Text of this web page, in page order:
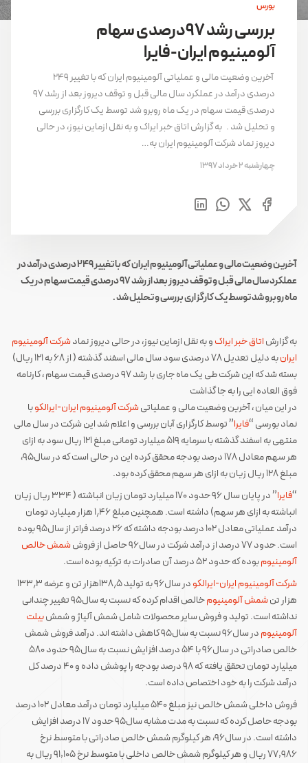
بورس
بررسی رشد ۹۷درصدی سهام
آلومینیوم ایران-فایرا
آخرین وضعیت مالی و عملیاتی آلومینیوم ایران که با تغییر ۲۴۹
درصدی درآمد در عملکرد سال مالی قبل و توقف دیروز بعد از رشد ۹۷
درصدی قیمت سهام در یک ماه روبرو شد توسط یک کارگزاری بررسی
و تحلیل شد . به گزارش اتاق خبر ایراک و به نقل ازماین نیوز، در حالی
دیروز نماد شرکت آلومینیوم ایران به…
چهارشنبه 2 خرداد 1397
آخرین وضعیت مالی و عملیاتی آلومینیوم ایران که با تغییر ۲۴۹ درصدی درآمد در
عملکرد سال مالی قبل و توقف دیروز بعد از رشد ۹۷ درصدی قیمت سهام در یک
ماه روبرو شد توسط یک کارگزاری بررسی و تحلیل شد .
به گزارشاتاق خبر ایراکو به نقل ازماین نیوز، در حالی دیروز نمادشرکت آلومینیوم
ایران
به دلیل تعدیل ۷۸ درصدی سود سال مالی اسفند گذشته ( از ۶۸ به ۱۲۱ ریال)
بسته شد که این شرکت طی یک ماه جاری با رشد ۹۷ درصدی قیمت سهام ، کارنامه
فوق العاده ایی را به جا گذاشت
در این میان ، آخرین وضعیت مالی و عملیاتیشرکت آلومینیوم ایران-ایرالکوبا
نماد بورسی “فایرا” توسط کارگزاری آبان بررسی و اعلام شد این شرکت در سال مالی
منتهی به اسفند گذشته با سرمایه ۵۱۹ میلیارد تومانی مبلغ ۱۲۱ ریال سود به ازای
هر سهم معادل ۱۷۸ درصد بودجه محقق کرده این در حالی است که در سال۹۵،
مبلغ ۱۲۸ ریال زیان به ازای هر سهم محقق کرده بود.
“فایرا
” در پایان سال ۹۶ حدود ۱۷۰ میلیارد تومان زیان انباشته ( ۳۳۴ ریال زیان
انباشته به ازای هر سهم) داشته است. همچنین مبلغ ۱٫۴۶ هزار میلیارد تومان
درآمد عملیاتی معادل ۱۰۲ درصد بودجه داشته که ۲۶ درصد فراتر از سال۹۵ بوده
است. حدود ۷۷ درصد از درآمد شرکت در سال۹۶ حاصل از فروش
شمش خالص
آلومینیومبوده که حدود ۵۲ درصد آن صادرات به ترکیه بوده است.
شرکت آلومینیوم ایران-ایرالکو
در سال۹۶ به تولید ۱۳۸٫۵هزار تن و عرضه ۱۳۳٫۳
هزار تنشمش آلومینیوم
خالص اقدام کرده که نسبت به سال۹۵ تغییر چندانی
نداشته است. تولید و فروش سایر محصولات شامل شمش آلیاژ و شمشبیلت
آلومینیوم
در سال۹۶ نسبت به سال۹۵ کاهش داشته اند. درآمد فروش شمش
خالص صادراتی در سال۹۶ با ۵۴ درصد افزایش نسبت به سال۹۵ حدود ۵۸۰
میلیارد تومان تحقق یافته که ۹۸ درصد بودجه را پوشش داده و ۴۰ درصد کل
درآمد شرکت را به خود اختصاص داده است.
فروش داخلی شمش خالص نیز مبلغ ۵۴۰ میلیارد تومان درآمد معادل ۱۰۲ درصد
بودجه حاصل کرده که نسبت به مدت مشابه سال۹۵ حدود ۱۷ درصد افزایش
داشته است. در سال۹۶، هر کیلوگرم شمش خالص صادراتی با متوسط نرخ
۷۷,۹۸۶ ریال و هر کیلوگرم شمش خالص داخلی با متوسط نرخ ۹۱,۱۰۵ ریال به